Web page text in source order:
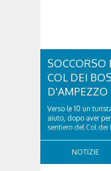
SOCCORSO
COL DEI
D'AMPEZZO
Verso le 10 un
aiuto, dopo aver
sentiero del Col dei
Torri del Falzarego,
NOTIZIE